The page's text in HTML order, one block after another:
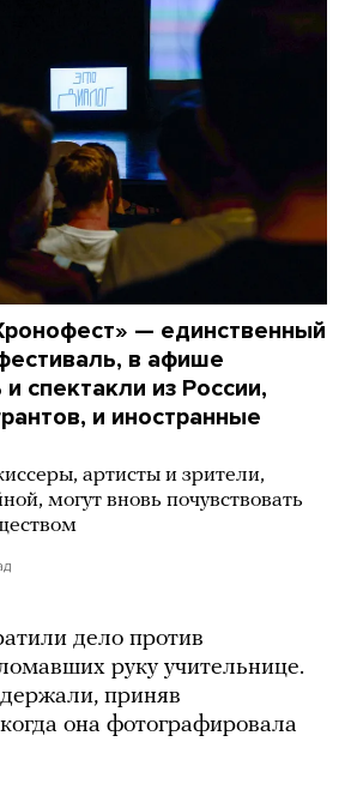
— единственный
в афише
спектакли из России,
и иностранные
артисты и зрители,
могут вновь почувствовать
дело против
руку учительнице.
приняв
она фотографировала